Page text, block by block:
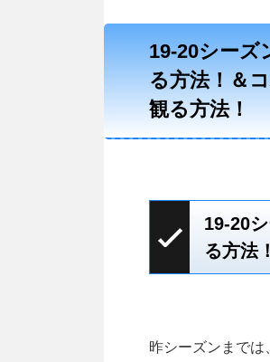
19-20シーズ
る方法！＆
観る方法！
19-20
る方法！
昨シーズンまで